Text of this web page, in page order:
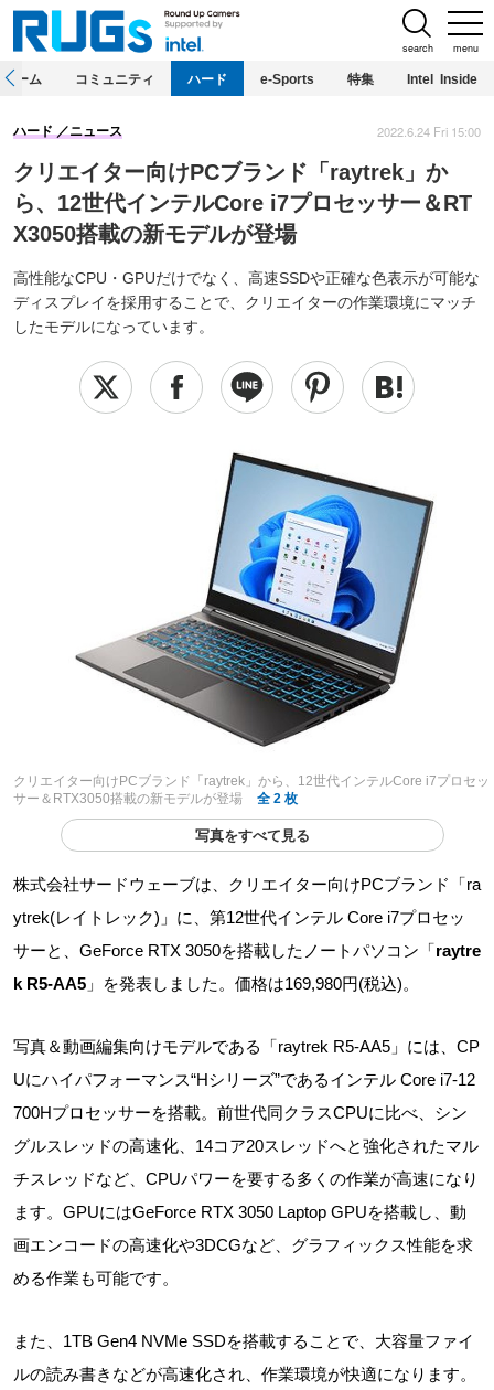
menu
search
ホーム コミュニティ ハード e-Sports 特集 Intel Inside
クリエイター向けPCブランド「raytrek」か
ら、12世代インテルCore i7プロセッサー＆RT
X3050搭載の新モデルが登場
高性能なCPU・GPUだけでなく、高速SSDや正確な色表示が可能な
ディスプレイを採用することで、クリエイターの作業環境にマッチ
したモデルになっています。
ハード ニュース 2022.6.24 Fri 15:00
クリエイター向けPCブランド「raytrek」から、12世代インテルCore i7プロセッ
サー＆RTX3050搭載の新モデルが登場
全 2 枚
写真をすべて見る
株式会社サードウェーブは、クリエイター向けPCブランド「ra
ytrek(レイトレック)」に、第12世代インテル Core i7プロセッ
サーと、GeForce RTX 3050を搭載したノートパソコン「raytre
k R5-AA5 」を発表しました。価格は169,980円(税込)。
写真＆動画編集向けモデルである「raytrek R5-AA5」には、CP
Uにハイパフォーマンス“Hシリーズ”であるインテル Core i7-12
700Hプロセッサーを搭載。前世代同クラスCPUに比べ、シン
グルスレッドの高速化、14コア20スレッドへと強化されたマル
チスレッドなど、CPUパワーを要する多くの作業が高速になり
ます。GPUにはGeForce RTX 3050 Laptop GPUを搭載し、動
画エンコードの高速化や3DCGなど、グラフィックス性能を求
める作業も可能です。
また、1TB Gen4 NVMe SSDを搭載することで、大容量ファイ
ルの読み書きなどが高速化され、作業環境が快適になります。